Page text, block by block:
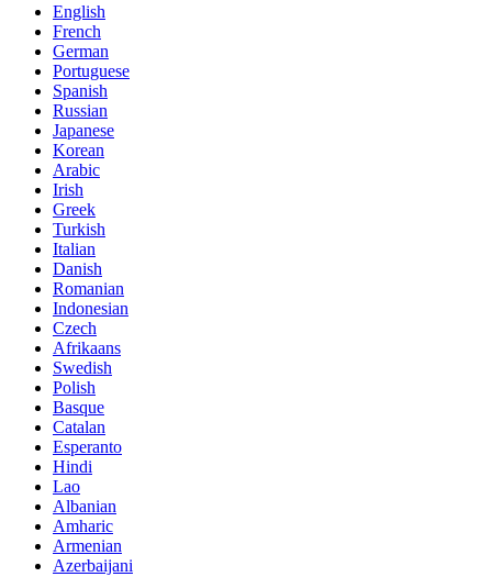
English
French
German
Portuguese
Spanish
Russian
Japanese
Korean
Arabic
Irish
Greek
Turkish
Italian
Danish
Romanian
Indonesian
Czech
Afrikaans
Swedish
Polish
Basque
Catalan
Esperanto
Hindi
Lao
Albanian
Amharic
Armenian
Azerbaijani